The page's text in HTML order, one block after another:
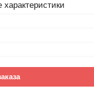
характеристики